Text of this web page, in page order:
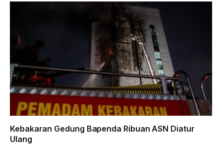
Kebakaran Gedung Bapenda Ribuan ASN Diatur
Ulang